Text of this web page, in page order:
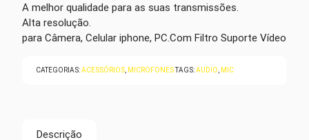
A melhor qualidade para as suas transmissões.
Alta resolução.
para Câmera, Celular iphone, PC.Com Filtro Suporte Vídeo
CATEGORIAS:ACESSÓRIOS, MICROFONESTAGS:AUDIO, MIC
Descrição